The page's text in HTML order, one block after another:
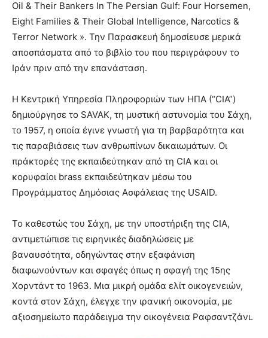
Oil & Their Bankers In The Persian Gulf: Four Horsemen,
Eight Families & Their Global Intelligence, Narcotics &
Terror Network ». Την Παρασκευή δημοσίευσε μερικά
αποσπάσματα από το βιβλίο του που περιγράφουν το
Ιράν πριν από την επανάσταση.
Η Κεντρική Υπηρεσία Πληροφοριών των ΗΠΑ (“CIA”)
δημιούργησε το SAVAK, τη μυστική αστυνομία του Σάχη,
το 1957, η οποία έγινε γνωστή για τη βαρβαρότητα και
τις παραβιάσεις των ανθρωπίνων δικαιωμάτων. Οι
πράκτορές της εκπαιδεύτηκαν από τη CIA και οι
κορυφαίοι brass εκπαιδεύτηκαν μέσω του
Προγράμματος Δημόσιας Ασφάλειας της USAID.
Το καθεστώς του Σάχη, με την υποστήριξη της CIA,
αντιμετώπισε τις ειρηνικές διαδηλώσεις με
βαναυσότητα, οδηγώντας στην εξαφάνιση
διαφωνούντων και σφαγές όπως η σφαγή της 15ης
Χορντάντ το 1963. Μια μικρή ομάδα ελίτ οικογενειών,
κοντά στον Σάχη, έλεγχε την ιρανική οικονομία, με
αξιοσημείωτο παράδειγμα την οικογένεια Ραφσαντζάνι.